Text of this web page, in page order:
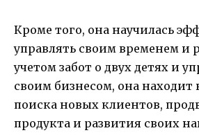
Кроме того, она научилась
управлять своим временем и
учетом забот о двух детях и
своим бизнесом, она находит
поиска новых клиентов,
продукта и развития своих